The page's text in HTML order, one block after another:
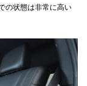
の状態は非常に高い